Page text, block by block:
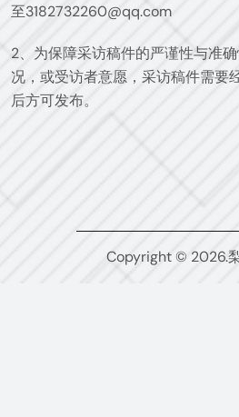
至3182732260@qq.com
2、为保障采访稿件的严谨性与准
况，或受访者意愿，采访稿件需要
后方可发布。
Copyright © 2026.